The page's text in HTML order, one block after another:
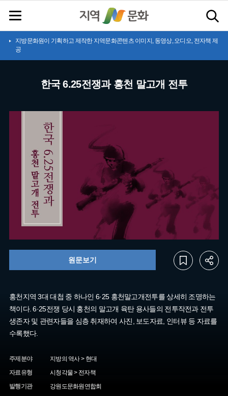
지방문화원이 기획하고 제작한 지역문화콘텐츠 이미지, 동영상, 오디오, 전자책 제
공
한국 6.25전쟁과 홍천 말고개 전투
홍천지역 3대 대첩 중 하나인 6·25 홍천말고개전투를 상세히 조명하는
책이다. 6·25전쟁 당시 홍천의 말고개 육탄 용사들의 전투작전과 전투
생존자 및 관련자들을 심층 취재하여 사진, 보도자료, 인터뷰 등 자료를
수록했다.
주제분야
지방의 역사 > 현대
자료유형
시청각물 > 전자책
발행기관
강원도문화원연합회
원문보기